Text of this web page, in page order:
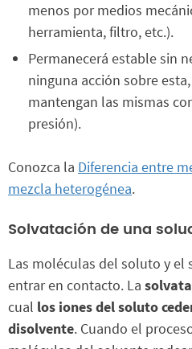
menos por medios
herramienta, filtro, etc.).
Permanecerá estable sin
ninguna acción sobre
mantengan las mismas
presión).
Conozca la Diferencia entre
mezcla heterogénea.
Solvatación de una
Las moléculas del soluto y el
entrar en contacto. La
cual los iones del soluto
disolvente. Cuando el